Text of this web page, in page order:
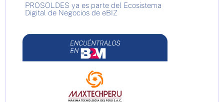
PROSOLDES ya es parte del Ecosistema
Digital de Negocios de eBIZ